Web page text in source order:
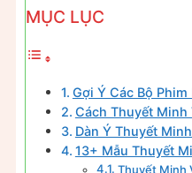
MỤC LỤC
Gợi Ý Các Bộ
Cách Thuyết Minh
Dàn Ý Thuyết
13+ Mẫu Thuyết
Thuyết Minh